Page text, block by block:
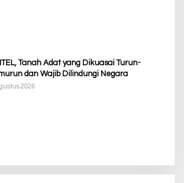
Tanah Adat yang Dikuasai Turun-
dan Wajib Dilindungi Negara
2026